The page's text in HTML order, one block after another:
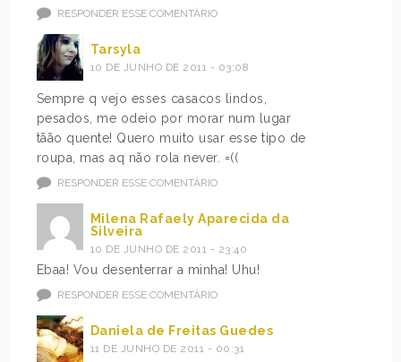
RESPONDER ESSE COMENTÁRIO
Tarsyla
10 DE JUNHO DE 2011 - 03:08
Sempre q vejo esses casacos lindos,
pesados, me odeio por morar num lugar
tãão quente! Quero muito usar esse tipo de
roupa, mas aq não rola never. =((
RESPONDER ESSE COMENTÁRIO
Milena Rafaely Aparecida da
Silveira
10 DE JUNHO DE 2011 - 23:40
Ebaa! Vou desenterrar a minha! Uhu!
RESPONDER ESSE COMENTÁRIO
Daniela de Freitas Guedes
11 DE JUNHO DE 2011 - 00:31